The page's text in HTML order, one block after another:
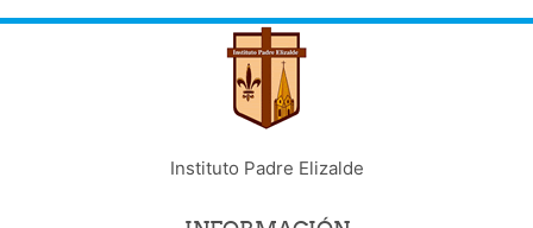
Instituto Padre Elizalde